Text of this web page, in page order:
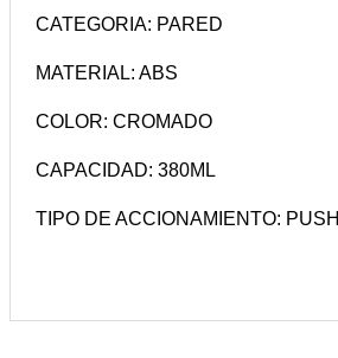
CATEGORIA: PARED
MATERIAL: ABS
COLOR: CROMADO
CAPACIDAD: 380ML
TIPO DE ACCIONAMIENTO: PUSH